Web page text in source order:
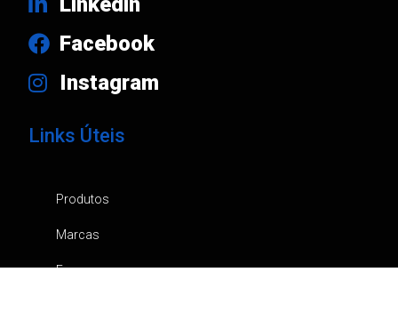
Facebook
Instagram
Links Úteis
Produtos
Marcas
Empresa